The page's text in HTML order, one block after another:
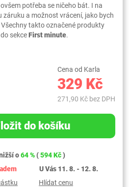
potřeba se ničeho bát. I na
a možnost vrácení, jako bych
takto označené produkty
sekceFirst minute.
Cena od Karla
329 Kč
271,90 Kč bez DPH
do košíku
o64 %(594 Kč)
U Vás 11. 8. - 12. 8.
Hlídat cenu